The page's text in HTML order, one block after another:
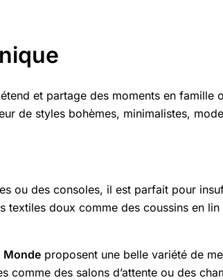
et partage des moments en famille
de styles bohèmes, minimalistes,
ou des consoles, il est parfait pour
textiles doux comme des coussins en
Monde proposent une belle variété de
des salons d’attente ou des